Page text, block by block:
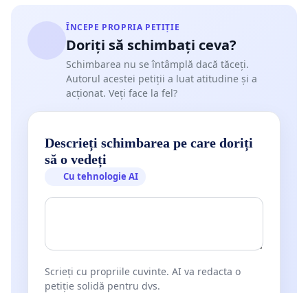
ÎNCEPE PROPRIA PETIȚIE
Doriți să schimbați ceva?
Schimbarea nu se întâmplă dacă tăceți.
Autorul acestei petiții a luat atitudine și a
acționat. Veți face la fel?
Descrieți schimbarea pe care doriți
să o vedeți
Cu tehnologie AI
Scrieți cu propriile cuvinte. AI va redacta o
petiție solidă pentru dvs.